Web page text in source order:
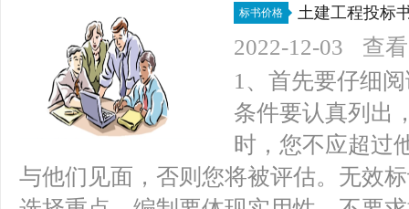
标书价格 土建工程投标
2022-12-03
查
1、首先要仔细
条件要认真列出
时，您不应超过
与他们见面，否则您将被评估。无效